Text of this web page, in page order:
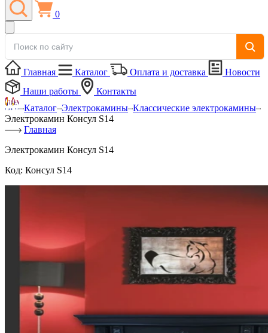
0
Главная Каталог Оплата и доставка
Новости
Наши работы
Контакты
Каталог Электрокамины Классические электрокамины
Электрокамин Консул S14
Главная
Электрокамин Консул S14
Код: Консул S14